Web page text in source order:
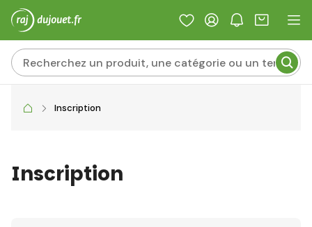
Inscription
Inscription